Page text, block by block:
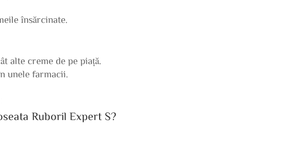
însărcinate.
alte creme de pe piață.
unele farmacii.
Ruboril Expert S?